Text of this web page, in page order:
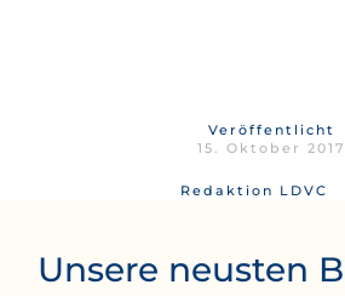
Veröffentlicht
15. Oktober 2017
Redaktion LDVC
Unsere neusten